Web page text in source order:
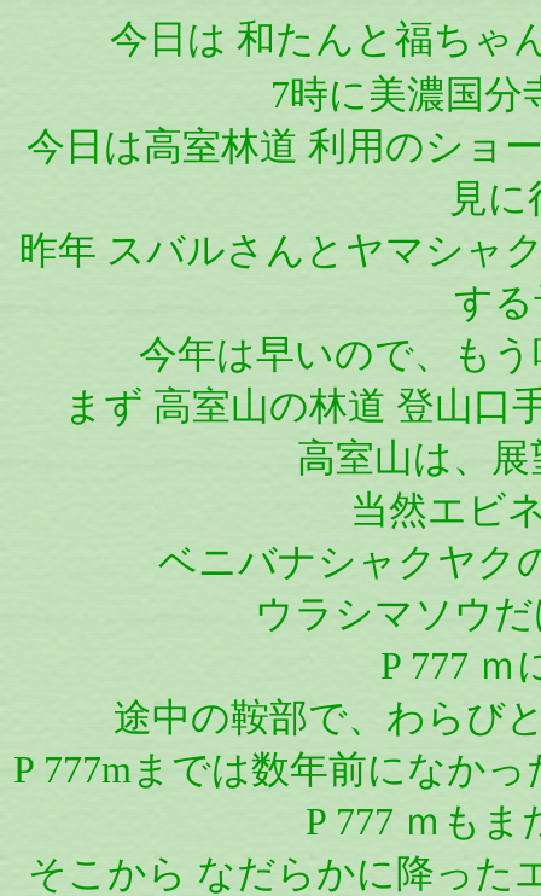
今日は 和たんと福ちゃ
7時に美濃国分
今日は高室林道 利用のショ
見
昨年 スバルさんとヤマシャ
す
今年は早いので、も
まず 高室山の林道 登山
高室山は、
当然エビ
ベニバナシャクヤク
ウラシマソウ
P 777
途中の鞍部で、わらび
P 777mまでは数年前になか
P 777 ｍも
そこから なだらかに降った